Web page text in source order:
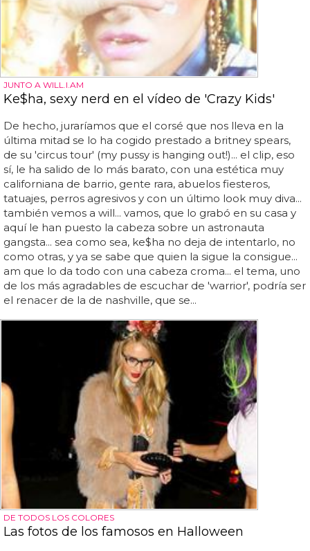
JUNTO A WILL.I.AM
Ke$ha, sexy nerd en el vídeo de 'Crazy Kids'
De hecho, juraríamos que el corsé que nos lleva en la
última mitad se lo ha cogido prestado a britney spears,
de su 'circus tour' (my pussy is hanging out!)... el clip, eso
sí, le ha salido de lo más barato, con una estética muy
californiana de barrio, gente rara, abuelos fiesteros,
tatuajes, perros agresivos y con un último look muy diva...
también vemos a will... vamos, que lo grabó en su casa y
aquí le han puesto la cabeza sobre un astronauta
gangsta... sea como sea, ke$ha no deja de intentarlo, no
como otras, y ya se sabe que quien la sigue la consigue...
am que lo da todo con una cabeza croma... el tema, uno
de los más agradables de escuchar de 'warrior', podría ser
el renacer de la de nashville, que se...
DE TODOS LOS COLORES
Las fotos de los famosos en Halloween